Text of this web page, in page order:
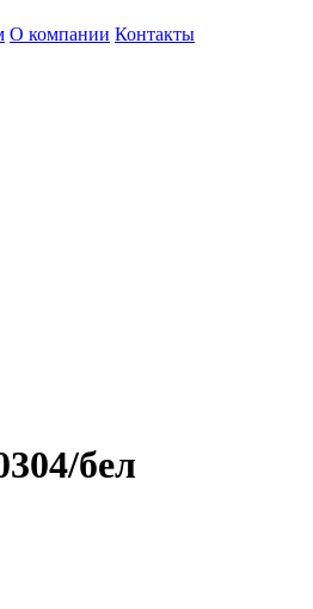
О компании Контакты
бел